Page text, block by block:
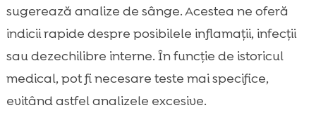
sugerează analize de sânge. Acestea ne oferă
indicii rapide despre posibilele inflamații, infecții
sau dezechilibre interne. În funcție de istoricul
medical, pot fi necesare teste mai specifice,
evitând astfel analizele excesive.